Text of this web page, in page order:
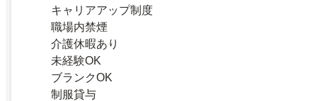
キャリアアップ制度
職場内禁煙
介護休暇あり
未経験OK
ブランクOK
制服貸与